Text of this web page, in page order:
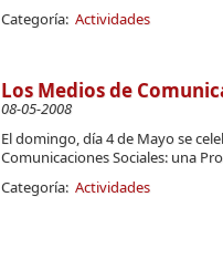
Categoría: Actividades
Los Medios de
08-05-2008
El domingo, día 4 de Mayo se
Comunicaciones Sociales: una
Categoría: Actividades